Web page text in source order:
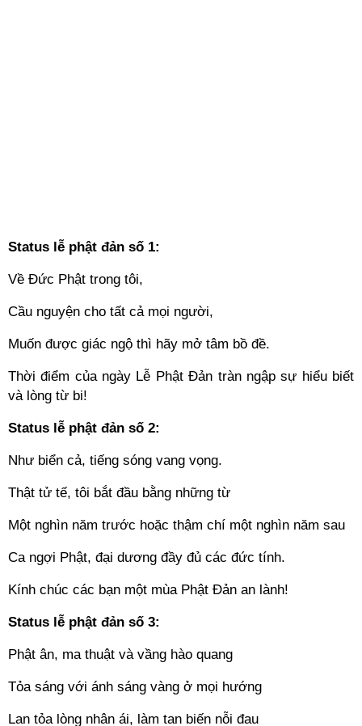
Status lễ phật đản số 1:
Về Đức Phật trong tôi,
Cầu nguyện cho tất cả mọi người,
Muốn được giác ngộ thì hãy mở tâm bồ đề.
Thời điểm của ngày Lễ Phật Đản tràn ngập sự hiểu biết
và lòng từ bi!
Status lễ phật đản số 2:
Như biển cả, tiếng sóng vang vọng.
Thật tử tế, tôi bắt đầu bằng những từ
Một nghìn năm trước hoặc thậm chí một nghìn năm sau
Ca ngợi Phật, đại dương đầy đủ các đức tính.
Kính chúc các bạn một mùa Phật Đản an lành!
Status lễ phật đản số 3:
Phật ân, ma thuật và vầng hào quang
Tỏa sáng với ánh sáng vàng ở mọi hướng
Lan tỏa lòng nhân ái, làm tan biến nỗi đau